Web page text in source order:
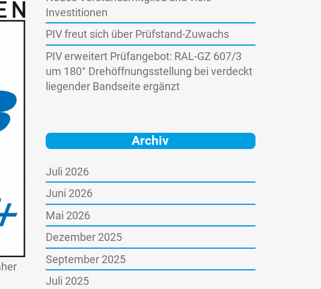
Investitionen
PIV freut sich über Prüfstand-Zuwachs
PIV erweitert Prüfangebot: RAL-GZ 607/3
um 180° Drehöffnungsstellung bei verdeckt
liegender Bandseite ergänzt
Archiv
Juli 2026
Juni 2026
Mai 2026
Dezember 2025
September 2025
Juli 2025